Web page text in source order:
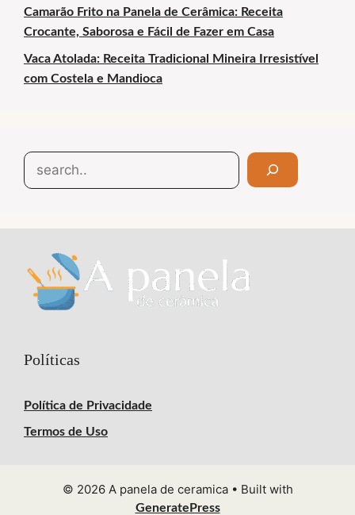
Camarão Frito na Panela de Cerâmica: Receita
Crocante, Saborosa e Fácil de Fazer em Casa
Vaca Atolada: Receita Tradicional Mineira Irresistível
com Costela e Mandioca
Search
Políticas
Política de Privacidade
Termos de Uso
© 2026 A panela de ceramica• Built with
GeneratePress